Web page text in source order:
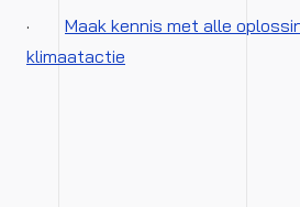
· Maak kennis met alle
klimaatactie